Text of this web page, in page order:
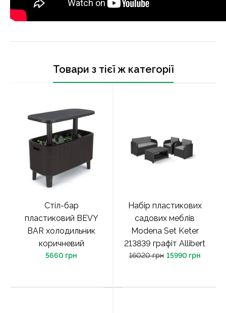
Товари з тієї ж категорії
Стіл-бар
пластиковий BEVY
BAR холодильник
коричневий
5660 грн
Набір пластикових
садових меблів
Modena Set Keter
213839 графіт Allibert
16020 грн 15990 грн